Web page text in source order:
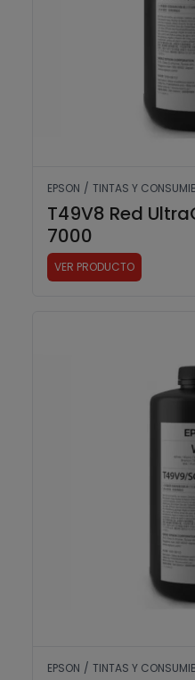
EPSON / TINTAS Y
T49V8 Red
7000
VER PRODUCTO
EPSON / TINTAS Y